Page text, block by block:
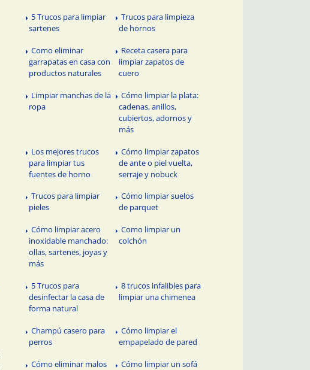
5 Trucos para limpiar
sartenes
Trucos para limpieza
de hornos
Como eliminar
garrapatas en casa con
productos naturales
Receta casera para
limpiar zapatos de
cuero
Limpiar manchas de la
ropa
Cómo limpiar la plata:
cadenas, anillos,
cubiertos, adornos y
más
Los mejores trucos
para limpiar tus
fuentes de horno
Cómo limpiar zapatos
de ante o piel vuelta,
serraje y nobuck
Trucos para limpiar
pieles
Cómo limpiar suelos
de parquet
Cómo limpiar acero
inoxidable manchado:
ollas, sartenes, joyas y
más
Como limpiar un
colchón
5 Trucos para
desinfectar la casa de
forma natural
8 trucos infalibles para
limpiar una chimenea
Champú casero para
perros
Cómo limpiar el
empapelado de pared
Cómo eliminar malos
Cómo limpiar un sofá